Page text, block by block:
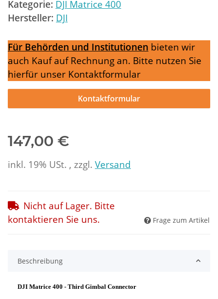
Kategorie: DJI Matrice 400
Hersteller: DJI
Für Behörden und Institutionen bieten wir
auch Kauf auf Rechnung an. Bitte nutzen Sie
hierfür unser Kontaktformular
Kontaktformular
147,00 €
inkl. 19% USt. , zzgl. Versand
Nicht auf Lager. Bitte
kontaktieren Sie uns.
Frage zum Artikel
Beschreibung
DJI Matrice 400 - Third Gimbal Connector